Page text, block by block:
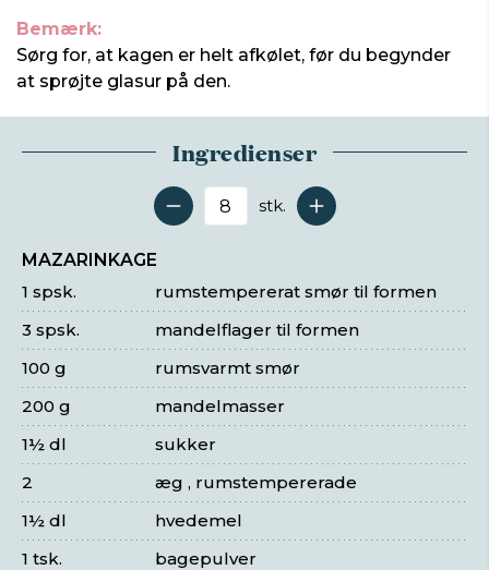
Bemærk:
Sørg for, at kagen er helt afkølet, før du begynder
at sprøjte glasur på den.
Ingredienser
Antal serveringer
stk.
MAZARINKAGE
rumstempererat smør til formen
1 spsk.
mandelflager til formen
3 spsk.
rumsvarmt smør
100 g
mandelmasser
200 g
sukker
1½ dl
æg , rumstempererade
2
hvedemel
1½ dl
bagepulver
1 tsk.